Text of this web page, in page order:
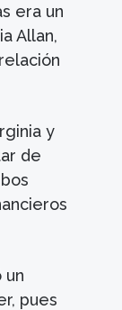
era un
Allan,
y
de
un
pues